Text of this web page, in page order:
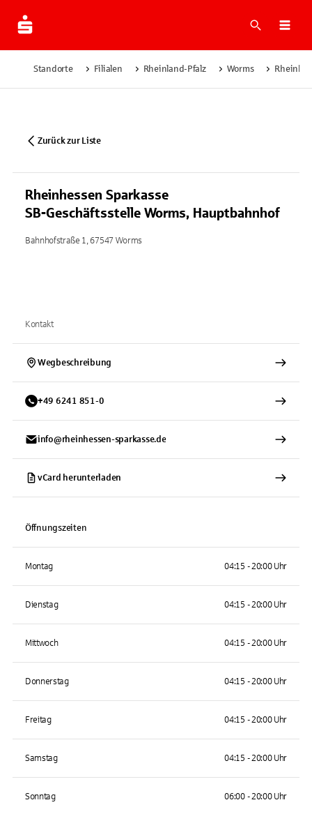
Suche
Standorte Filialen Rheinland-Pfalz Worms
Zurück zur Liste
Rheinhessen Sparkasse
SB-Geschäftsstelle Worms, Hauptbahnhof
Bahnhofstraße 1, 67547 Worms
Kontakt
Wegbeschreibung
+49 6241 851-0
info@rheinhessen-sparkasse.de
vCard herunterladen
Öffnungszeiten
Montag 04:15 - 20:00 Uhr
Dienstag 04:15 - 20:00 Uhr
Mittwoch 04:15 - 20:00 Uhr
Donnerstag 04:15 - 20:00 Uhr
Freitag 04:15 - 20:00 Uhr
Samstag 04:15 - 20:00 Uhr
Sonntag 06:00 - 20:00 Uhr